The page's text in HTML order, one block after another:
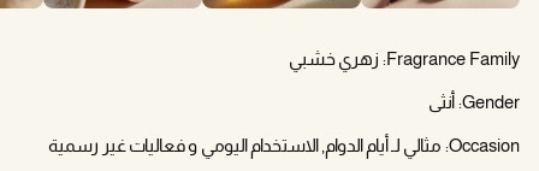
Fragrance Family: زهري خشبي
Gender: أنثى
Occasion: مثالي لـ أيام الدوام, الاستخدام اليومي و فعاليات غير رسمية